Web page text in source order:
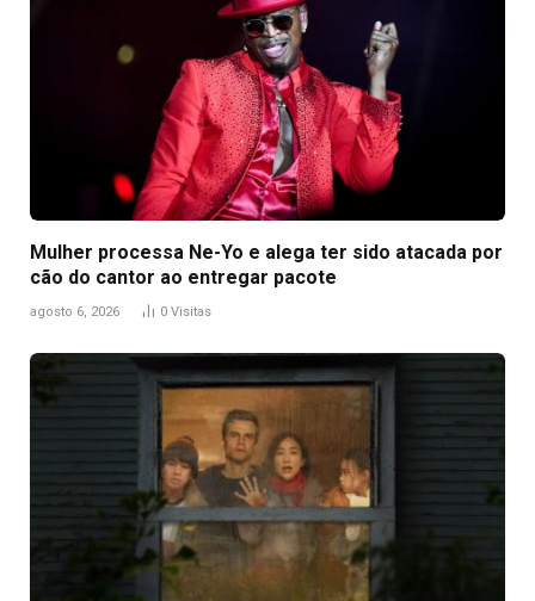
Mulher processa Ne-Yo e alega ter sido atacada por
cão do cantor ao entregar pacote
agosto 6, 2026 0 Visitas